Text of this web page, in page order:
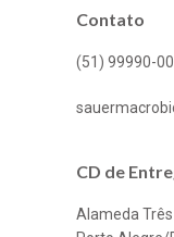
Contato
(51) 99990-
CD de
Alameda